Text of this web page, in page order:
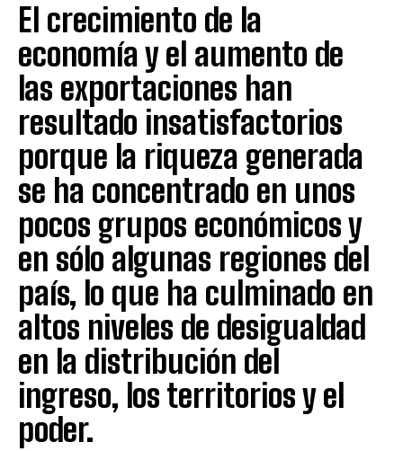
El crecimiento de la
economía y el aumento de
las exportaciones han
resultado insatisfactorios
porque la riqueza generada
se ha concentrado en unos
pocos grupos económicos y
en sólo algunas regiones del
país, lo que ha culminado en
altos niveles de desigualdad
en la distribución del
ingreso, los territorios y el
poder.